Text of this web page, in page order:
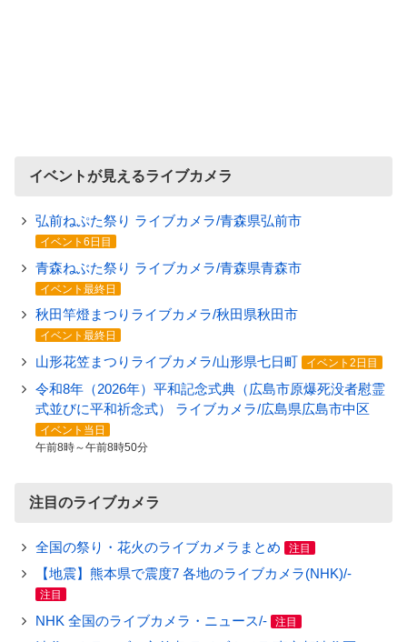
イベントが見えるライブカメラ
弘前ねぷた祭り ライブカメラ/青森県弘前市
イベント6日目
青森ねぶた祭り ライブカメラ/青森県青森市
イベント最終日
秋田竿燈まつりライブカメラ/秋田県秋田市
イベント最終日
山形花笠まつりライブカメラ/山形県七日町 イベント2日目
令和8年（2026年）平和記念式典（広島市原爆死没者慰霊
式並びに平和祈念式） ライブカメラ/広島県広島市中区
イベント当日
午前8時～午前8時50分
注目のライブカメラ
全国の祭り・花火のライブカメラまとめ 注目
【地震】熊本県で震度7 各地のライブカメラ(NHK)/-
注目
NHK 全国のライブカメラ・ニュース/- 注目